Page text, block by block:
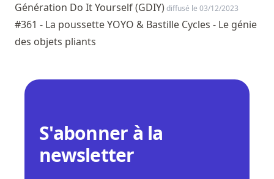
Génération Do It Yourself (GDIY)diffusé le 03/12/2023
#361 - La poussette YOYO & Bastille Cycles - Le génie
des objets pliants
S'abonner à la
newsletter